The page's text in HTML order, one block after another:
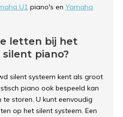
U1 piano's en Yamaha
letten bij het
piano?
silent systeem kent als groot
piano ook bespeeld kan
storen. U kunt eenvoudig
op het silent systeem. Een